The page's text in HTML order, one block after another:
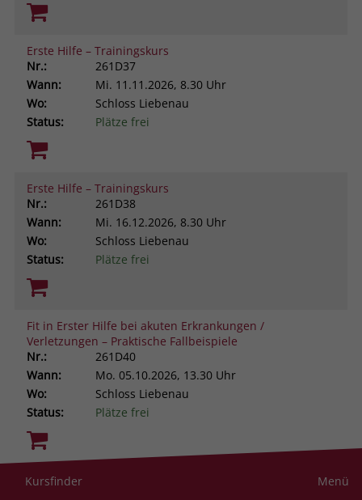
Erste Hilfe – Trainingskurs
Nr.:
261D37
Wann:
Mi. 11.11.2026, 8.30 Uhr
Wo:
Schloss Liebenau
Status:
Plätze frei
Erste Hilfe – Trainingskurs
Nr.:
261D38
Wann:
Mi. 16.12.2026, 8.30 Uhr
Wo:
Schloss Liebenau
Status:
Plätze frei
Fit in Erster Hilfe bei akuten Erkrankungen /
Verletzungen – Praktische Fallbeispiele
Nr.:
261D40
Wann:
Mo. 05.10.2026, 13.30 Uhr
Wo:
Schloss Liebenau
Status:
Plätze frei
Resilienz im helfenden Beruf. Was uns stark macht
Kursfinder Menü